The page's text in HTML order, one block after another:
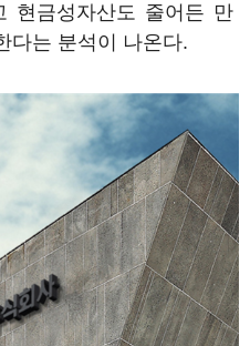
현금성자산도 줄어든 만
다는 분석이 나온다.